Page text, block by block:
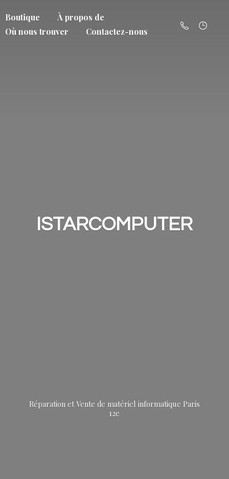
Boutique
À propos de
Où nous trouver
Contactez-nous
ISTARCOMPUTER
Réparation et Vente de matériel informatique Paris
12e